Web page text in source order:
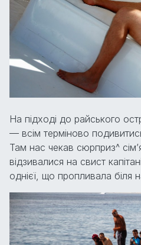
На підході до райського
— всім терміново
Там нас чекав сюрприз^
відзивалися на свист
однієї, що пропливала біля